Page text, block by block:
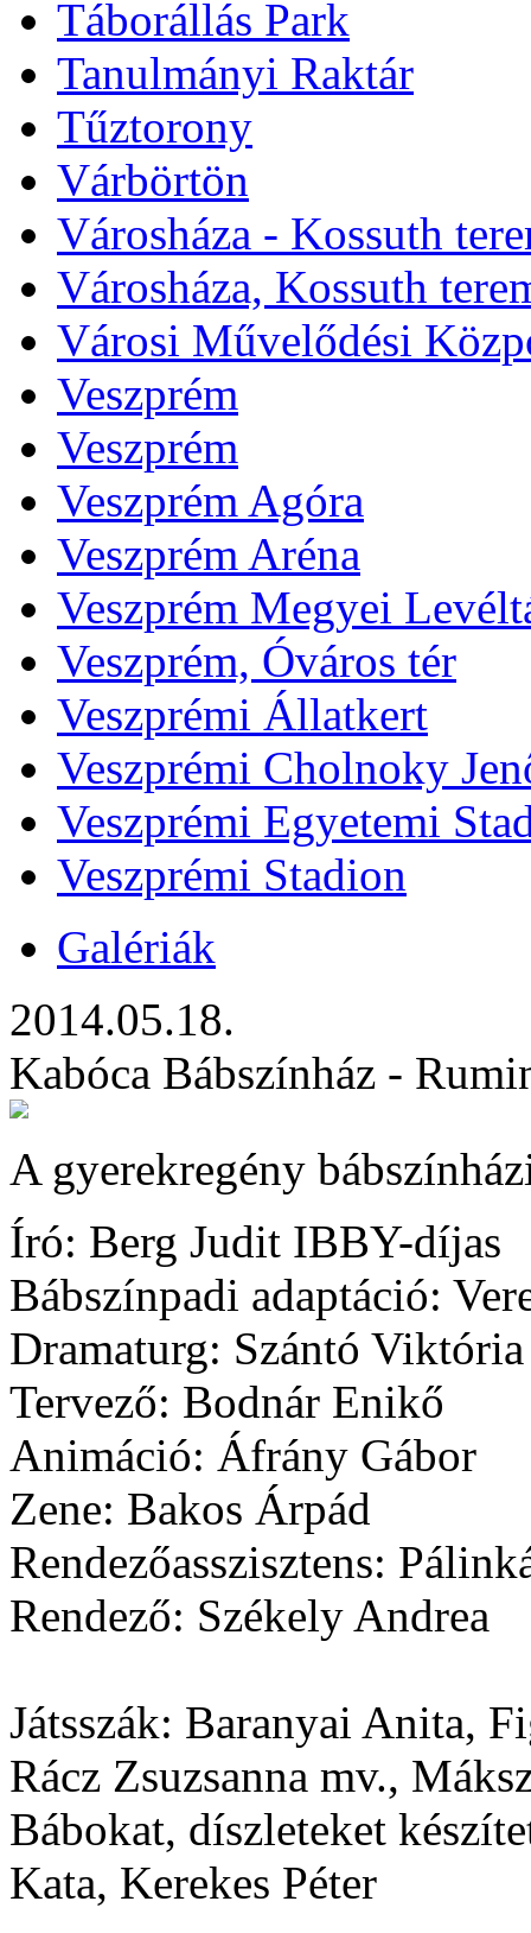
Táborállás Park
Tanulmányi Raktár
Tűztorony
Várbörtön
Városháza - Kossuth
Városháza, Kossuth
Városi Művelődési
Veszprém
Veszprém
Veszprém Agóra
Veszprém Aréna
Veszprém Megyei
Veszprém, Óváros tér
Veszprémi Állatkert
Veszprémi Cholnoky
Veszprémi Egyetemi
Veszprémi Stadion
Galériák
2014.05.18.
Kabóca Bábszínház -
A gyerekregény
Író: Berg Judit IBBY-díjas
Bábszínpadi adaptáció:
Dramaturg: Szántó Viktória
Tervező: Bodnár Enikő
Animáció: Áfrány Gábor
Zene: Bakos Árpád
Rendezőasszisztens:
Rendező: Székely Andrea
Játsszák: Baranyai Anita,
Rácz Zsuzsanna mv.,
Bábokat, díszleteket
Kata, Kerekes Péter